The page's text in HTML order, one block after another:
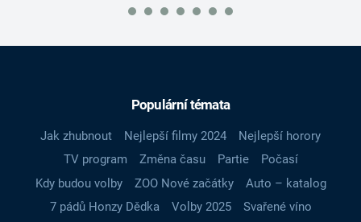
Populární témata
Jak zhubnout Nejlepší filmy 2024
Nejlepší horory
TV program
Změna času Partie
Počasí
Kdy budou volby
ZOO Nové začátky
Auto – katalog
7 pádů Honzy Dědka
Volby 2025
Svařené víno